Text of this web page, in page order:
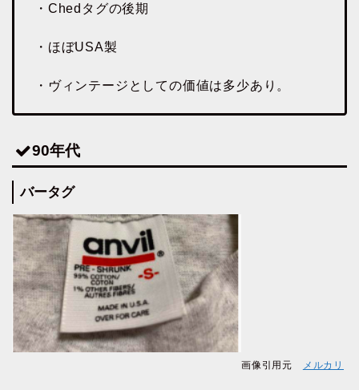
・Chedタグの後期
・ほぼUSA製
・ヴィンテージとしての価値は多少あり。
90年代
バータグ
画像引用元 メルカリ